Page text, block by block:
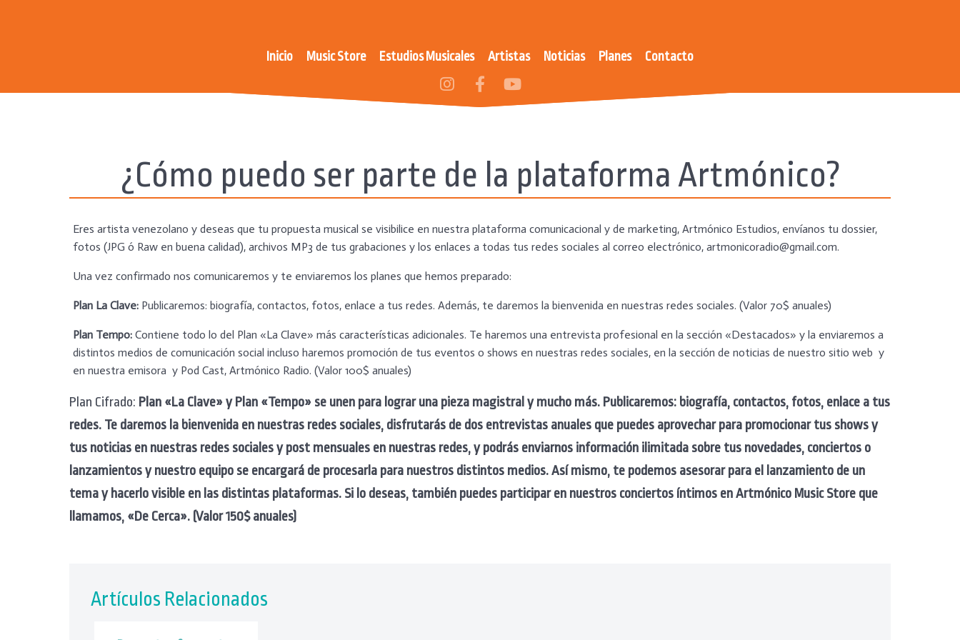
Inicio Music Store Estudios Musicales Artistas Noticias Planes Contacto
¿Cómo puedo ser parte de la plataforma Artmónico?
Eres artista venezolano y deseas que tu propuesta musical se visibilice en nuestra plataforma comunicacional y de marketing, Artmónico Estudios, envíanos tu dossier,
fotos (JPG ó Raw en buena calidad), archivos MP3 de tus grabaciones y los enlaces a todas tus redes sociales al correo electrónico, artmonicoradio@gmail.com.
Una vez confirmado nos comunicaremos y te enviaremos los planes que hemos preparado:
Plan La Clave: Publicaremos: biografía, contactos, fotos, enlace a tus redes. Además, te daremos la bienvenida en nuestras redes sociales. (Valor 70$ anuales)
Plan Tempo: Contiene todo lo del Plan «La Clave» más características adicionales. Te haremos una entrevista profesional en la sección «Destacados» y la enviaremos a
distintos medios de comunicación social incluso haremos promoción de tus eventos o shows en nuestras redes sociales, en la sección de noticias de nuestro sitio web y
en nuestra emisora y Pod Cast, Artmónico Radio. (Valor 100$ anuales)
Plan Cifrado: Plan «La Clave» y Plan «Tempo» se unen para lograr una pieza magistral y mucho más. Publicaremos: biografía, contactos, fotos, enlace a tus
redes. Te daremos la bienvenida en nuestras redes sociales, disfrutarás de dos entrevistas anuales que puedes aprovechar para promocionar tus shows y
tus noticias en nuestras redes sociales y post mensuales en nuestras redes, y podrás enviarnos información ilimitada sobre tus novedades, conciertos o
lanzamientos y nuestro equipo se encargará de procesarla para nuestros distintos medios. Así mismo, te podemos asesorar para el lanzamiento de un
tema y hacerlo visible en las distintas plataformas. Si lo deseas, también puedes participar en nuestros conciertos íntimos en Artmónico Music Store que
llamamos, «De Cerca». (Valor 150$ anuales)
Artículos Relacionados